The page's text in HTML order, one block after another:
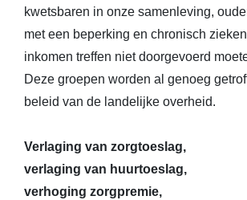
kwetsbaren in onze samenleving,
met een beperking en chronisch
inkomen treffen niet doorgevoerd
Deze groepen worden al genoeg
beleid van de landelijke overheid.
Verlaging van zorgtoeslag,
verlaging van huurtoeslag,
verhoging zorgpremie,